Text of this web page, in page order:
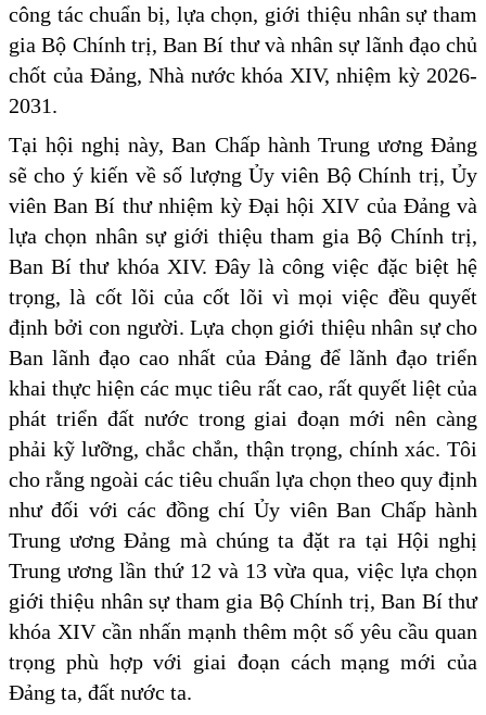
công tác chuẩn bị, lựa chọn, giới thiệu nhân sự tham
gia Bộ Chính trị, Ban Bí thư và nhân sự lãnh đạo chủ
chốt của Đảng, Nhà nước khóa XIV, nhiệm kỳ 2026-
2031.
Tại hội nghị này, Ban Chấp hành Trung ương Đảng
sẽ cho ý kiến về số lượng Ủy viên Bộ Chính trị, Ủy
viên Ban Bí thư nhiệm kỳ Đại hội XIV của Đảng và
lựa chọn nhân sự giới thiệu tham gia Bộ Chính trị,
Ban Bí thư khóa XIV. Đây là công việc đặc biệt hệ
trọng, là cốt lõi của cốt lõi vì mọi việc đều quyết
định bởi con người. Lựa chọn giới thiệu nhân sự cho
Ban lãnh đạo cao nhất của Đảng để lãnh đạo triển
khai thực hiện các mục tiêu rất cao, rất quyết liệt của
phát triển đất nước trong giai đoạn mới nên càng
phải kỹ lưỡng, chắc chắn, thận trọng, chính xác. Tôi
cho rằng ngoài các tiêu chuẩn lựa chọn theo quy định
như đối với các đồng chí Ủy viên Ban Chấp hành
Trung ương Đảng mà chúng ta đặt ra tại Hội nghị
Trung ương lần thứ 12 và 13 vừa qua, việc lựa chọn
giới thiệu nhân sự tham gia Bộ Chính trị, Ban Bí thư
khóa XIV cần nhấn mạnh thêm một số yêu cầu quan
trọng phù hợp với giai đoạn cách mạng mới của
Đảng ta, đất nước ta.